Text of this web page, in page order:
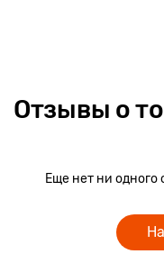
Отзывы о
Еще нет ни одного